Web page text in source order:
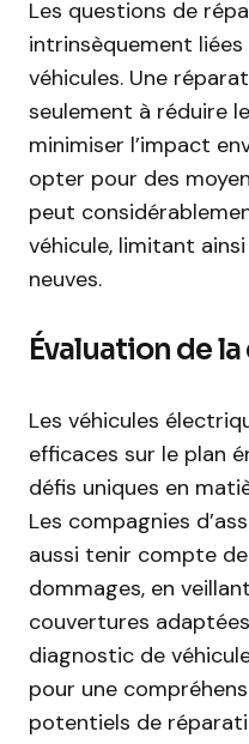
Les questions de
intrinsèquement liées
véhicules. Une
seulement à réduire
minimiser l’impact
opter pour des
peut
véhicule, limitant
neuves.
Évaluation de
Les véhicules
efficaces sur le plan
défis uniques en
Les compagnies
aussi tenir compte
dommages, en
couvertures
diagnostic de
pour une
potentiels de